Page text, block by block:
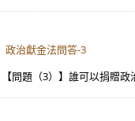
政治獻金法問答-3
問題（3）】誰可以捐贈